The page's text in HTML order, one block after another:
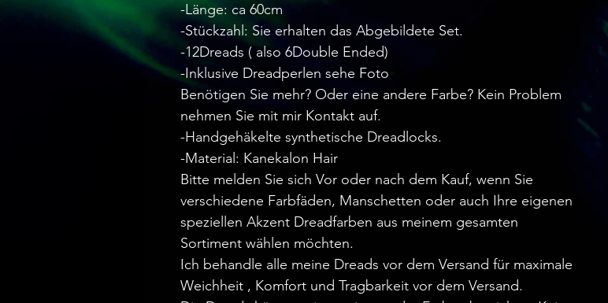
-Länge: ca 60cm
-Stückzahl: Sie erhalten das Abgebildete Set.
-12Dreads ( also 6Double Ended)
-Inklusive Dreadperlen sehe Foto
Benötigen Sie mehr? Oder eine andere Farbe? Kein Problem
nehmen Sie mit mir Kontakt auf.
-Handgehäkelte synthetische Dreadlocks.
-Material: Kanekalon Hair
Bitte melden Sie sich Vor oder nach dem Kauf, wenn Sie
verschiedene Farbfäden, Manschetten oder auch Ihre eigenen
speziellen Akzent Dreadfarben aus meinem gesamten
Sortiment wählen möchten.
Ich behandle alle meine Dreads vor dem Versand für maximale
Weichheit , Komfort und Tragbarkeit vor dem Versand.